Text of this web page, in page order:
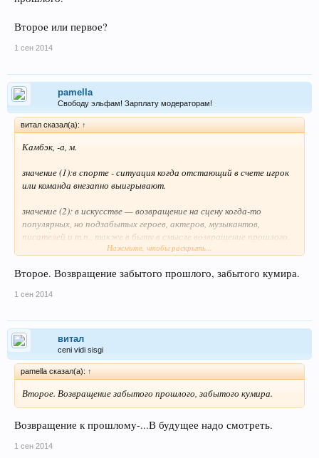
Второе или первое?
1 сен 2014
pamella
Свободу эльфам! Зарплату модераторам!
витал сказал(а): ↑
Камбэк, -а, м.
значение (1):в спорте - ситуация когда отстающий в счете игрок
или команда внезапно выигрывают.
значение (2): в искусстве — возвращение на сцену когда-то
популярных, но подзабытых героев, актеров, музыкантов,
писателей и т.п., также в быту в смысле возвращение прошлого.
Нажмите, чтобы раскрыть...
Второе. Возвращение забытого прошлого, забытого кумира.
1 сен 2014
витал
ceni vidi sisgi
pamella сказал(а): ↑
Второе. Возвращение забытого прошлого, забытого кумира.
Возвращение к прошлому-...В будущее надо смотреть.
1 сен 2014